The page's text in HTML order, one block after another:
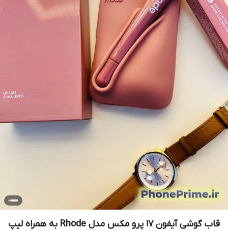
قاب گوشی آیفون 17 پرو مکس مدل Rhode به همراه لیپ